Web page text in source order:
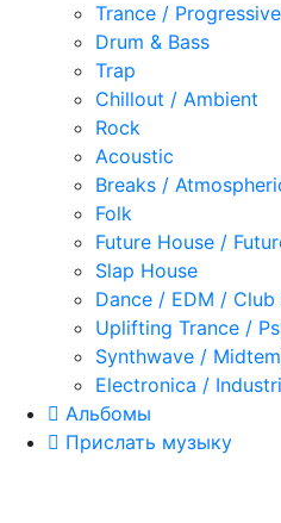
Trance /
Drum & Bass
Trap
Chillout / Ambient
Rock
Acoustic
Breaks /
Folk
Future House /
Slap House
Dance / EDM /
Uplifting Trance /
Synthwave /
Electronica /
Альбомы
Прислать музыку